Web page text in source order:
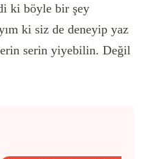
ki böyle bir şey
ki siz de deneyip yaz
serin yiyebilin. Değil